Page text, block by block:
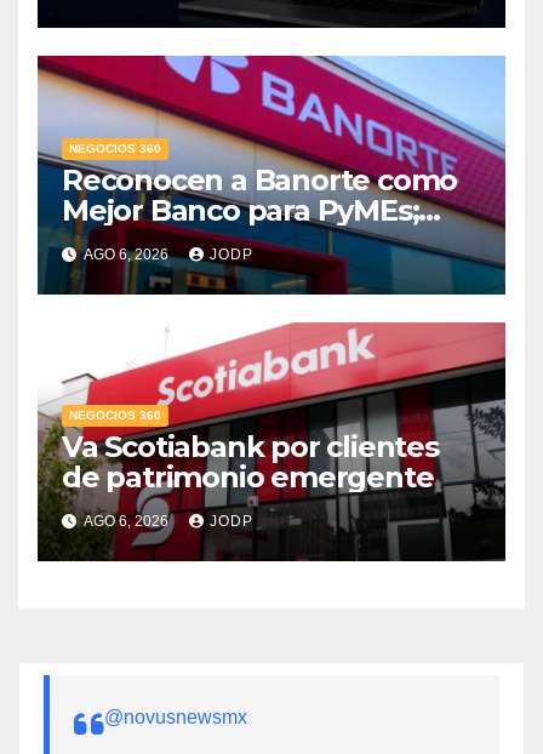
NEGOCIOS 360
Reconocen a Banorte como
Mejor Banco para PyMEs;
supera 14% del mercado
crediticio
AGO 6, 2026 JODP
NEGOCIOS 360
Va Scotiabank por clientes
de patrimonio emergente
AGO 6, 2026 JODP
@novusnewsmx